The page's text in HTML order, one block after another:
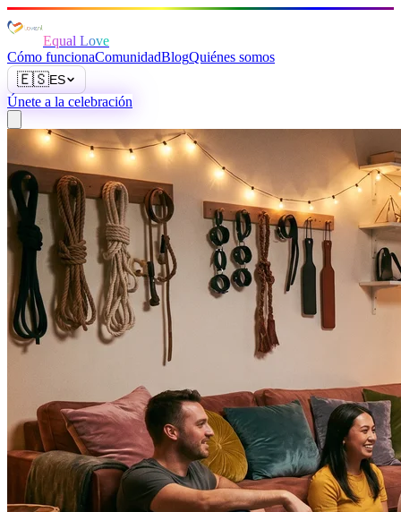
Equal Love
Cómo funcionaComunidadBlogQuiénes somos
🇪🇸ES
Únete a la celebración